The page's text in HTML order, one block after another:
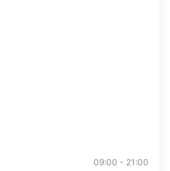
09:00 - 21:00